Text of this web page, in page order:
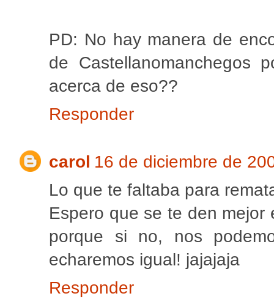
PD: No hay manera de
de Castellanomanchegos
acerca de eso??
Responder
carol 16 de diciembre de
Lo que te faltaba para
Espero que se te den mejor
porque si no, nos
echaremos igual! jajajaja
Responder